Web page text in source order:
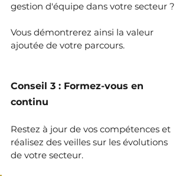
gestion d'équipe dans votre secteur ?
Vous démontrerez ainsi la valeur
ajoutée de votre parcours.
Conseil 3 : Formez-vous en
continu
Restez à jour de vos compétences et
réalisez des veilles sur les évolutions
de votre secteur.